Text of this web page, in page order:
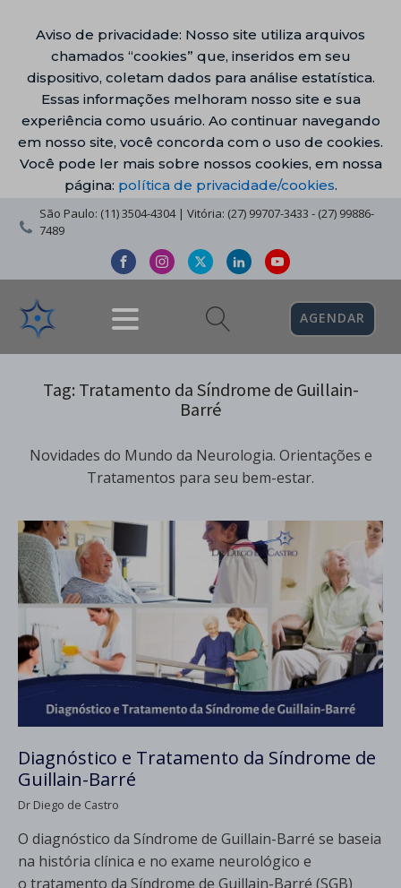
Aviso de privacidade: Nosso site utiliza arquivos
chamados “cookies” que, inseridos em seu
dispositivo, coletam dados para análise estatística.
Essas informações melhoram nosso site e sua
experiência como usuário. Ao continuar navegando
em nosso site, você concorda com o uso de cookies.
Você pode ler mais sobre nossos cookies, em nossa
página: política de privacidade/cookies.
São Paulo: (11) 3504-4304 | Vitória: (27) 99707-3433 - (27) 99886-
7489
AGENDAR
Tag: Tratamento da Síndrome de Guillain-
Barré
Novidades do Mundo da Neurologia. Orientações e
Tratamentos para seu bem-estar.
Diagnóstico e Tratamento da Síndrome de
Guillain-Barré
Dr Diego de Castro
O diagnóstico da Síndrome de Guillain-Barré se baseia
na história clínica e no exame neurológico e
o tratamento da Síndrome de Guillain-Barré (SGB)